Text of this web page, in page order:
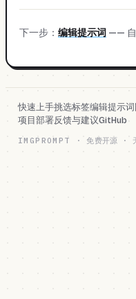
下一步： 编辑提示词 —— 自
快速上手挑选标签编辑提示词
项目部署反馈与建议GitHub
IMGPROMPT ·免费开源 ·